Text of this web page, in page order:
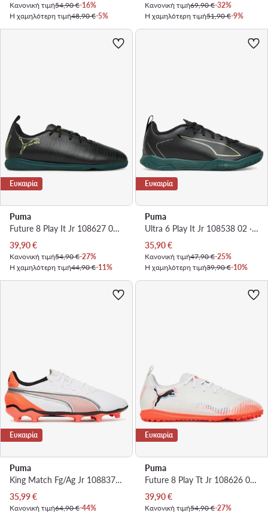
Κανονική τιμή54,90 €-16%
Η χαμηλότερη τιμή48,90 €-5%
Κανονική τιμή69,90 €-32%
Η χαμηλότερη τιμή51,90 €-9%
Ευκαιρία
Puma
Future 8 Play It Jr 108627 02 · Ποδοσφαιρικά Παπούτσια
Τρέχουσα τιμή
39,90€
Κανονική τιμή54,90 €-27%
Η χαμηλότερη τιμή44,90 €-11%
Ευκαιρία
Puma
Ultra 6 Play It Jr 108538 02 · Ποδοσφαιρικά Παπούτσια
Τρέχουσα τιμή
35,90€
Κανονική τιμή47,90 €-25%
Η χαμηλότερη τιμή39,90 €-10%
Ευκαιρία
Puma
King Match Fg/Ag Jr 108837 01 · Ποδοσφαιρικά Παπούτσια
Τρέχουσα τιμή
35,99€
Κανονική τιμή64,90 €-44%
Ευκαιρία
Puma
Future 8 Play Tt Jr 108626 01 · Ποδοσφαιρικά Παπούτσια
Τρέχουσα τιμή
39,90€
Κανονική τιμή54,90 €-27%